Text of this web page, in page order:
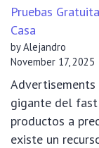
Pruebas
Casa
by Alejandro
November 17, 2025
Advertisements
gigante del
productos a
existe un